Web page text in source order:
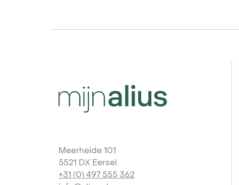
Meerheide 101
5521 DX Eersel
+31 (0) 497 555 362